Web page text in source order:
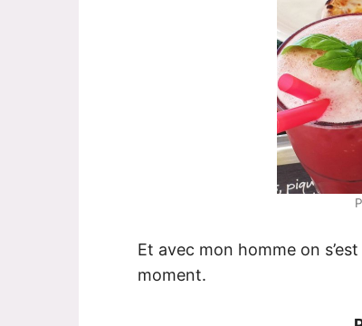
Et avec mon homme on
moment.